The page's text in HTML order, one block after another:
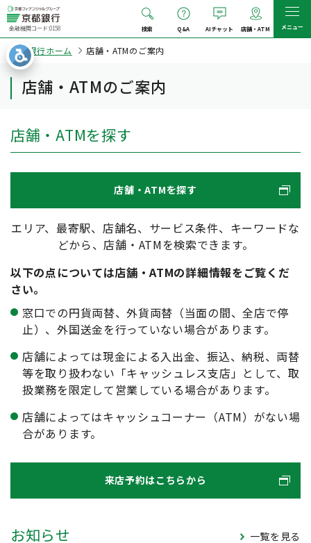
金融機関コード:0158 検索 Q&A AIチャット 店舗・ATM メニュー
京都銀行ホーム 店舗・ATMのご案内
店舗・ATMのご案内
店舗・ATMを探す
店舗・ATMを探す
エリア、最寄駅、店舗名、サービス条件、キーワードな
どから、店舗・ATMを検索できます。
以下の点については店舗・ATMの詳細情報をご覧くだ
さい。
窓口での円貨両替、外貨両替（当面の間、全店で停
止）、外国送金を行っていない場合があります。
店舗によっては現金による入出金、振込、納税、両替
等を取り扱わない「キャッシュレス支店」として、取
扱業務を限定して営業している場合があります。
店舗によってはキャッシュコーナー（ATM）がない場
合があります。
来店予約はこちらから
お知らせ 一覧を見る